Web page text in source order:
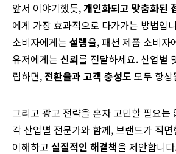
앞서 이야기했듯,개인화되고 맞춤화된
에게 가장 효과적으로 다가가는 방법입
소비자에게는 설렘을, 패션 제품 소비자
유저에게는 신뢰를 전달하세요. 산업별
립하면,전환율과 고객 충성도 모두 향
그리고 광고 전략을 혼자 고민할 필요는
각 산업별 전문가와 함께, 브랜드가 직
이해하고 실질적인 해결책을 제안합니